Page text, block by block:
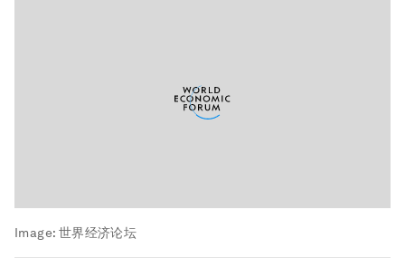
Image: 世界经济论坛